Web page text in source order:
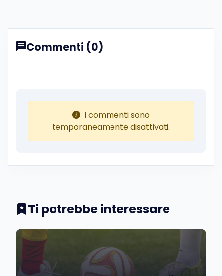
Commenti (0)
I commenti sono
temporaneamente disattivati.
Ti potrebbe interessare